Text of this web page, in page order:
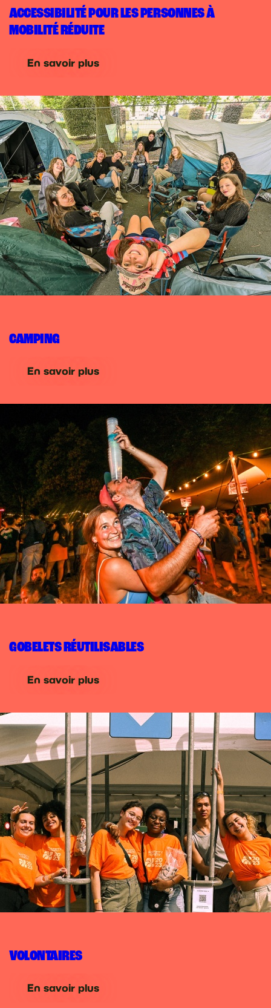
ACCESSIBILITÉ POUR LES PERSONNES À
MOBILITÉ RÉDUITE
En savoir plus
CAMPING
En savoir plus
GOBELETS RÉUTILISABLES
En savoir plus
VOLONTAIRES
En savoir plus